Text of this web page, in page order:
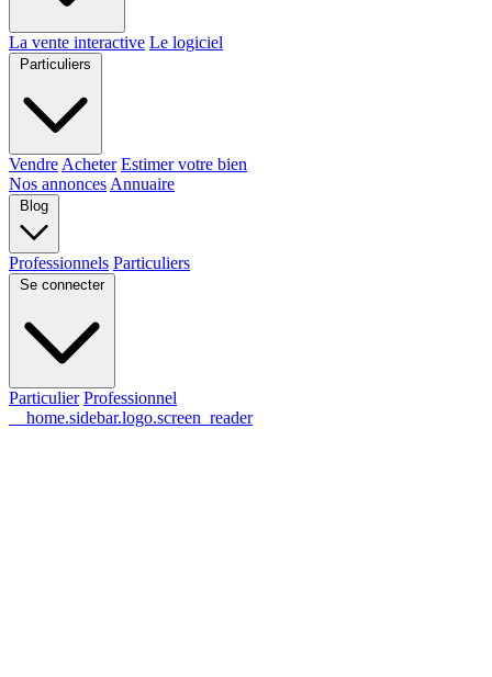
La vente interactive Le logiciel
Particuliers
Vendre Acheter Estimer votre bien
Nos annonces Annuaire
Blog
Professionnels Particuliers
Se connecter
Particulier Professionnel
__home.sidebar.logo.screen_reader